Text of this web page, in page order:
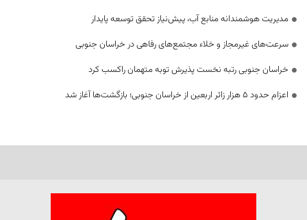
مدیریت هوشمندانه منابع آب، پیش‌نیاز تحقق توسعه پایدار
سرعت‌های غیرمجاز و خلاء مجتمع‌های رفاهی در خراسان جنوبی
خراسان جنوبی رتبه نخست پذیرش توبه متهمان راکسب کرد
اعزام حدود 5 هزار زائر اربعین از خراسان جنوبی؛ بازگشت‌ها آغاز شد